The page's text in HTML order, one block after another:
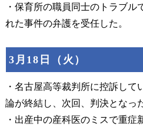
・保育所の職員同士のトラブル
れた事件の弁護を受任した。
3月18日（火）
・名古屋高等裁判所に控訴し
論が終結し、次回、判決となっ
・出産中の産科医のミスで重症